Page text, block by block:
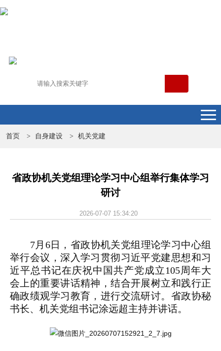
首页 > 自身建设 > 机关党建
省政协机关党组理论学习中心组举行集体学习
研讨
2026-07-07 15:34:20
7月6日，省政协机关党组理论学习中心组
举行会议，深入学习贯彻习近平党建思想和习
近平总书记在庆祝中国共产党成立105周年大
会上的重要讲话精神，结合开展树立和践行正
确政绩观学习教育，进行交流研讨。省政协秘
书长、机关党组书记涂远超主持并讲话。